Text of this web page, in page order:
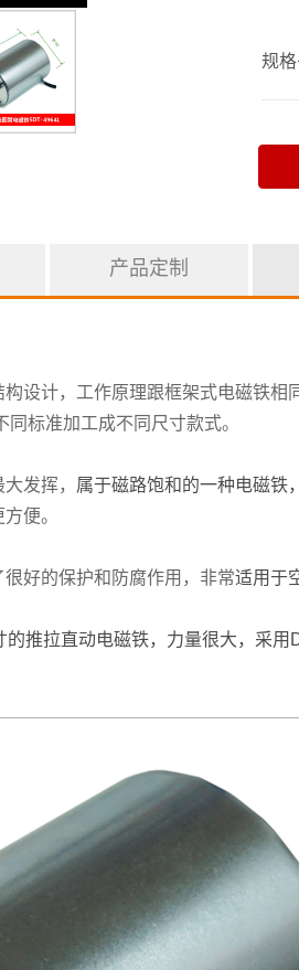
规格
产品定制
构设计，工作原理跟框架式电磁铁
标准加工成不同尺寸款式。
发挥， 属于磁路饱和的一种电磁铁
便。
好的保护和防腐作用，非常适用于
推拉直动电磁铁，力量很大，采